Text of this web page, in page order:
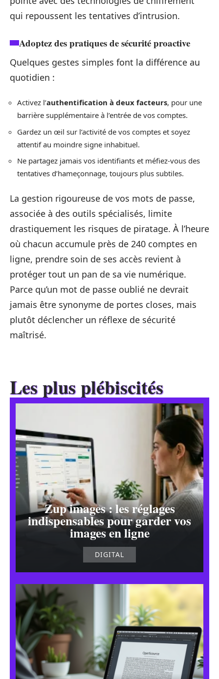
qui repoussent les tentatives d’intrusion.
Adoptez des pratiques de sécurité proactive
Quelques gestes simples font la différence au
quotidien :
Activez l’authentification à deux facteurs, pour une
barrière supplémentaire à l’entrée de vos comptes.
Gardez un œil sur l’activité de vos comptes et soyez
attentif au moindre signe inhabituel.
Ne partagez jamais vos identifiants et méfiez-vous des
tentatives d’hameçonnage, toujours plus subtiles.
La gestion rigoureuse de vos mots de passe,
associée à des outils spécialisés, limite
drastiquement les risques de piratage. À l’heure
où chacun accumule près de 240 comptes en
ligne, prendre soin de ses accès revient à
protéger tout un pan de sa vie numérique.
Parce qu’un mot de passe oublié ne devrait
jamais être synonyme de portes closes, mais
plutôt déclencher un réflexe de sécurité
maîtrisé.
Les plus plébiscités
Zup images : les réglages
indispensables pour garder vos
images en ligne
DIGITAL